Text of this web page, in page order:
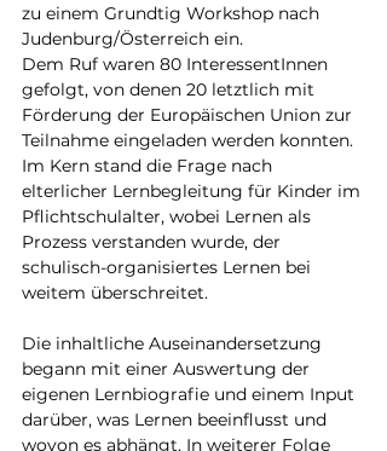
zu einem Grundtig Workshop nach
Judenburg/Österreich ein.
Dem Ruf waren 80 InteressentInnen
gefolgt, von denen 20 letztlich mit
Förderung der Europäischen Union zur
Teilnahme eingeladen werden konnten.
Im Kern stand die Frage nach
elterlicher Lernbegleitung für Kinder im
Pflichtschulalter, wobei Lernen als
Prozess verstanden wurde, der
schulisch-organisiertes Lernen bei
weitem überschreitet.
Die inhaltliche Auseinandersetzung
begann mit einer Auswertung der
eigenen Lernbiografie und einem Input
darüber, was Lernen beeinflusst und
wovon es abhängt. In weiterer Folge